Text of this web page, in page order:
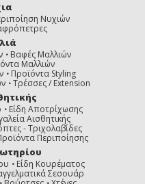
Νυχιών
Βαφές Μαλλιών
Μαλλιών
Προϊόντα Styling
Τρέσσες / Extension
Είδη Αποτρίχωσης
Αισθητικής
- Τριχολαβίδες
Περιποίησης
Είδη Κουρέματος
Σεσουάρ